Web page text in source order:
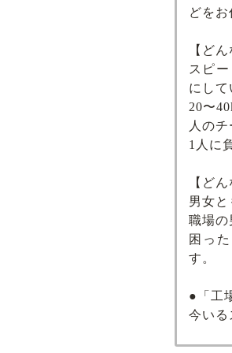
どをお
【ど
スピ
にして
20〜
人のチ
1人に
【ど
男女と
職場の
困っ
す。
●「工
今いる